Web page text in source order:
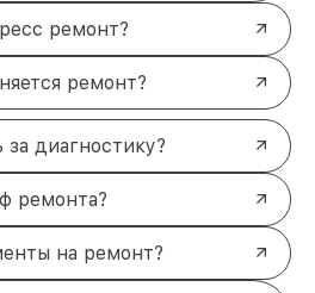
ремонт?
ремонт?
диагностику?
ремонта?
на ремонт?